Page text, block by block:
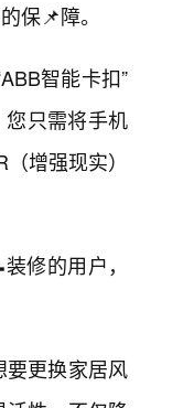
保📌障。
智能卡扣”
您只需将手机
增强现实）
修的用户，
要更换家居风